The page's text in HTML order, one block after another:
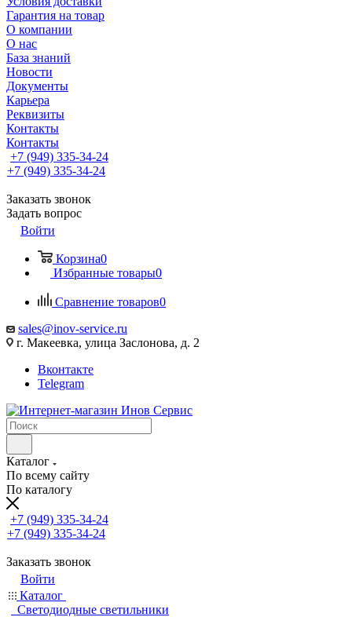
Гарантия на товар
О компании
О нас
База знаний
Новости
Документы
Карьера
Реквизиты
Контакты
Контакты
+7 (949) 335-34-24
+7 (949) 335-34-24
Заказать звонок
Задать вопрос
Войти
Корзина0
Избранные товары0
Сравнение товаров0
sales@inov-service.ru
г. Макеевка, улица Заслонова, д. 2
Вконтакте
Telegram
Каталог
По всему сайту
По каталогу
+7 (949) 335-34-24
+7 (949) 335-34-24
Заказать звонок
Войти
Каталог
Светодиодные светильники